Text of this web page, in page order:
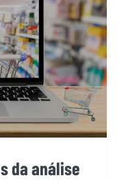
da
o setor
da análise